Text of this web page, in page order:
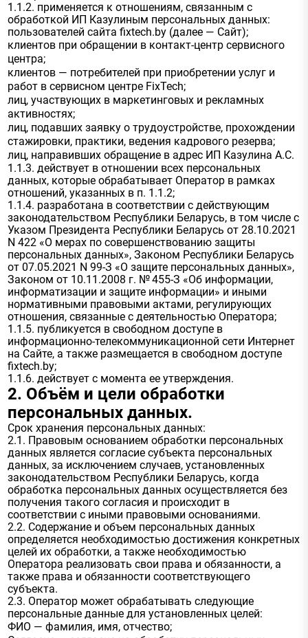
1.1.2. применяется к отношениям, связанным с
обработкой ИП Казулиным персональных данных:
пользователей сайта fixtech.by (далее — Сайт);
клиентов при обращении в контакт-центр сервисного
центра;
клиентов — потребителей при приобретении услуг и
работ в сервисном центре FixTech;
лиц, участвующих в маркетинговых и рекламных
активностях;
лиц, подавших заявку о трудоустройстве, прохождении
стажировки, практики, ведения кадрового резерва;
лиц, направивших обращение в адрес ИП Казулина А.С.
1.1.3. действует в отношении всех персональных
данных, которые обрабатывает Оператор в рамках
отношений, указанных в п. 1.1.2;
1.1.4. разработана в соответствии с действующим
законодательством Республики Беларусь, в том числе с
Указом Президента Республики Беларусь от 28.10.2021
N 422 «О мерах по совершенствованию защиты
персональных данных», Законом Республики Беларусь
от 07.05.2021 N 99-З «О защите персональных данных»,
Законом от 10.11.2008 г. № 455-З «Об информации,
информатизации и защите информации» и иными
нормативными правовыми актами, регулирующих
отношения, связанные с деятельностью Оператора;
1.1.5. публикуется в свободном доступе в
информационно-телекоммуникационной сети Интернет
на Сайте, а также размещается в свободном доступе
fixtech.by;
1.1.6. действует с момента ее утверждения.
2. Объём и цели обработки
персональных данных.
Срок хранения персональных данных:
2.1. Правовым основанием обработки персональных
данных является согласие субъекта персональных
данных, за исключением случаев, установленных
законодательством Республики Беларусь, когда
обработка персональных данных осуществляется без
получения такого согласия и происходит в
соответствии с иными правовыми основаниями.
2.2. Содержание и объем персональных данных
определяется необходимостью достижения конкретных
целей их обработки, а также необходимостью
Оператора реализовать свои права и обязанности, а
также права и обязанности соответствующего
субъекта.
2.3. Оператор может обрабатывать следующие
персональные данные для установленных целей:
ФИО — фамилия, имя, отчество;